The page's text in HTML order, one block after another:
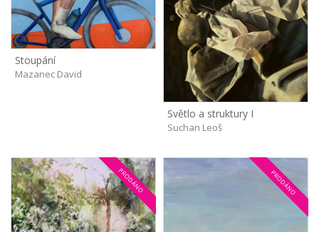
Stoupání
Mazanec David
Světlo a struktury I
Suchan Leoš
PRODÁNO PRODÁNO